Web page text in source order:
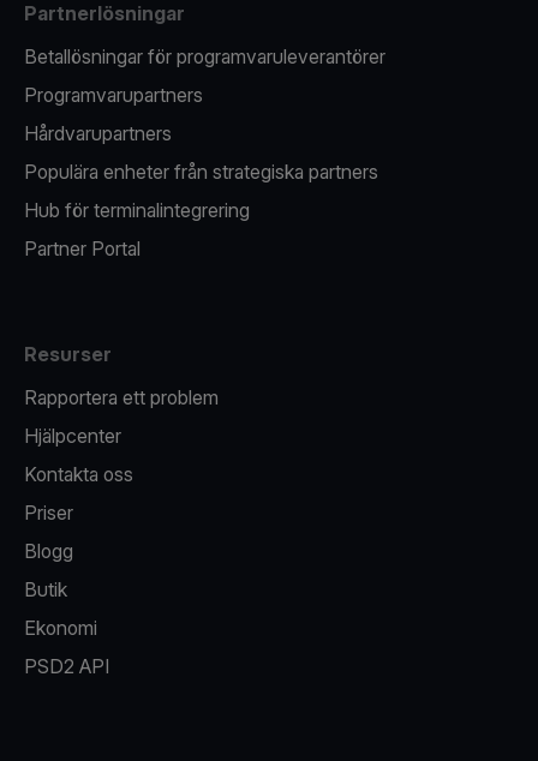
Partnerlösningar
Betallösningar för programvaruleverantörer
Programvarupartners
Hårdvarupartners
Populära enheter från strategiska partners
Hub för terminalintegrering
Partner Portal
Resurser
Rapportera ett problem
Hjälpcenter
Kontakta oss
Priser
Blogg
Butik
Ekonomi
PSD2 API